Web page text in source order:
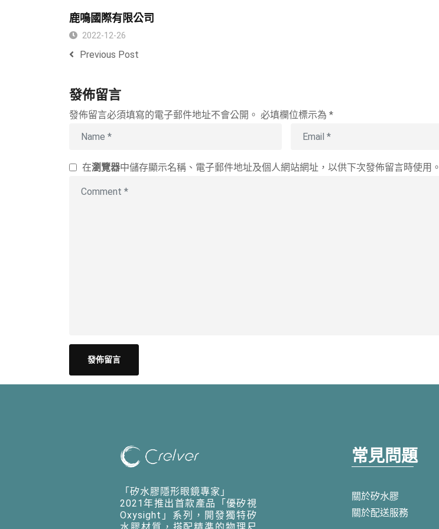
鹿鳴國際有限公司
2022-12-26
Previous Post
發佈留言
發佈留言必須填寫的電子郵件地址不會公開。 必填欄位標示為 *
在瀏覽器中儲存顯示名稱、電子郵件地址及個人網站網址，以供下次發佈留言時使用。
「矽水膠隱形眼鏡專家」
2021年推出首款產品「優矽視
Oxysight」系列，開發獨特矽
水膠材質，搭配精準的物理尺
常見問題
關於矽水膠
關於配送服務